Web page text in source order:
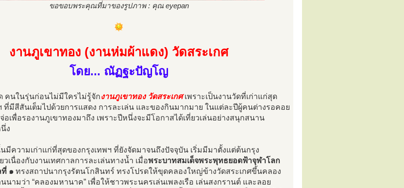
ขอขอบพระคุณที่มาของรูปภาพ : คุณ eyepan
งานภูเขาทอง (งานห่มผ้าแดง) วัดสระเกศ
โดย... ณัฏฐะปัญโญ
คนในรุ่นก่อนไม่มีใครไม่รู้จักงานภูเขาทอง วัดสระเกศเพราะเป็นงานวัดที่เก่าแก่สุด
ที่มีสีสันเต็มไปด้วยการแสดง การละเล่น และของกินมากมาย ในแต่ละปีผู้คนต่างรอคอย
อเพื่อรองานภูเขาทองมาถึง เพราะปีหนึ่งจะมีโอกาสได้เที่ยวเล่นอย่างสนุกสนาน
ง
มีความเก่าแก่ที่สุดของกรุงเทพฯ ที่ยังจัดมาจนถึงปัจจุบัน เริ่มมีมาตั้งแต่ต้นกรุง
วเนื่องกับงานเทศกาลการละเล่นทางน้ำ เมื่อพระบาทสมเด็จพระพุทธยอดฟ้าจุฬาโลก
ที่ ๑ ทรงสถาปนากรุงรัตนโกสินทร์ ทรงโปรดให้ขุดคลองใหญ่ข้างวัดสระเกศขึ้นคลอง
นามว่า “คลองมหานาค” เพื่อให้ชาวพระนครเล่นเพลงเรือ เล่นสงกรานต์ และลอย